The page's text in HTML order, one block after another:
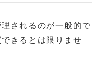
されるのが一般的で
きるとは限りませ